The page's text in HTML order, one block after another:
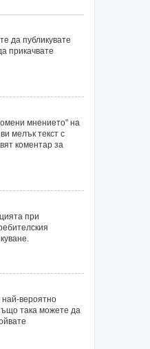
да публикувате
прикачвате
мнението" на
мелък текст с
коментар за
при
най-вероятно
така можете да